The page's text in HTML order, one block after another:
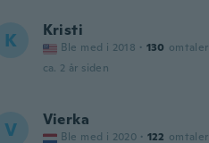
K Kristi
Ble med i 2018 · 130 omtaler
ca. 2 år siden
V Vierka
Ble med i 2020 · 122 omtaler